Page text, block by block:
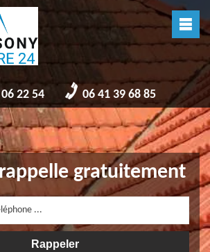
22 54 06 41 39 68 85
gratuitement